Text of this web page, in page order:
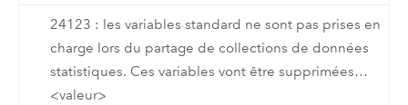
24123 : les variables standard ne sont pas prises en
charge lors du partage de collections de données
statistiques. Ces variables vont être supprimées…
<valeur>